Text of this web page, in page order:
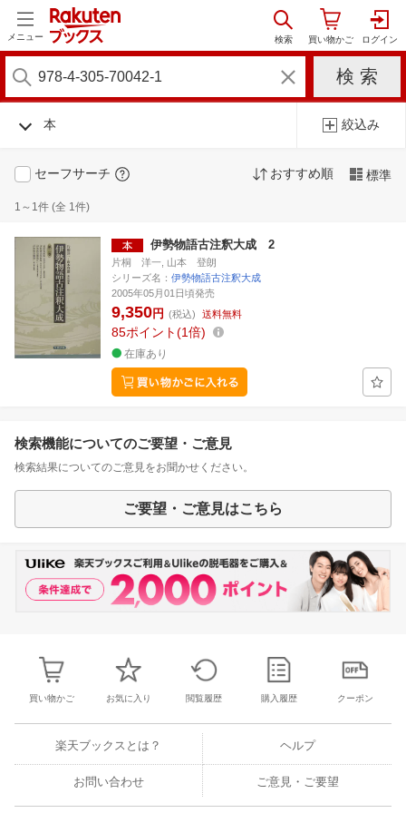
メニュー
本 絞込み
セーフサーチ おすすめ順 標準
1～1件 (全 1件)
伊勢物語古注釈大成 2
片桐 洋一, 山本 登朗
シリーズ名： 伊勢物語古注釈大成
2005年05月01日頃発売
9,350円 (税込) 送料無料
85ポイント 1倍
在庫あり
検索機能についてのご要望・ご意見
検索結果についてのご意見をお聞かせください。
ご要望・ご意見はこちら
買い物かご お気に入り 閲覧履歴 購入履歴 クーポン
楽天ブックスとは？ ヘルプ
お問い合わせ ご意見・ご要望